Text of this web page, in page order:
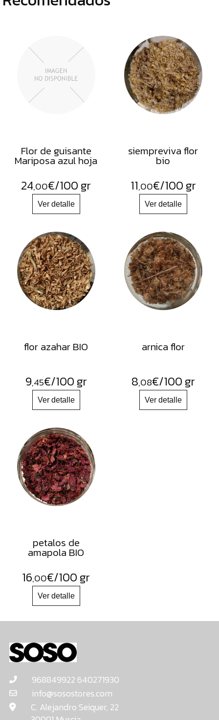
Flor de guisante
Mariposa azul hoja
24,00€/100 gr
siempreviva flor
bio
11,00€/100 gr
flor azahar BIO
9,45€/100 gr
arnica flor
8,08€/100 gr
petalos de
amapola BIO
16,00€/100 gr
968849922 640271930
info@sosostores.com
C. Alejandro Seiquer, 22